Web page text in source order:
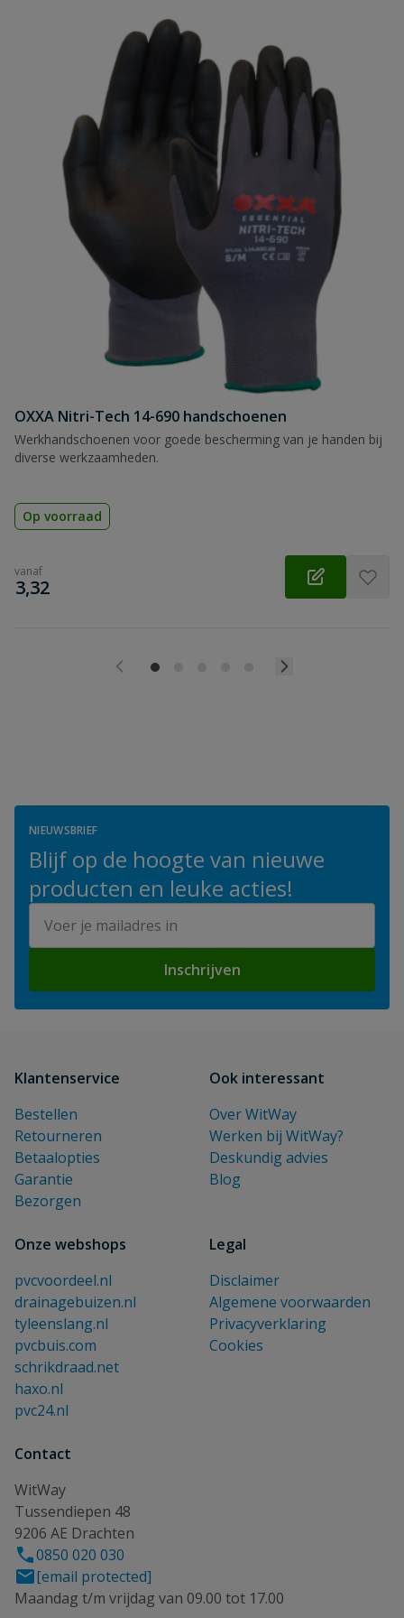
OXXA Nitri-Tech 14-690 handschoenen
Werkhandschoenen voor goede bescherming van je handen bij
diverse werkzaamheden.
Op voorraad
vanaf
€
3,32
NIEUWSBRIEF
Blijf op de hoogte van nieuwe
producten en leuke acties!
Inschrijven
Klantenservice
Bestellen
Retourneren
Betaalopties
Garantie
Bezorgen
Ook interessant
Over WitWay
Werken bij WitWay?
Deskundig advies
Blog
Onze webshops
pvcvoordeel.nl
drainagebuizen.nl
tyleenslang.nl
pvcbuis.com
schrikdraad.net
haxo.nl
pvc24.nl
Legal
Disclaimer
Algemene voorwaarden
Privacyverklaring
Cookies
Contact
WitWay
Tussendiepen 48
9206 AE Drachten
0850 020 030
[email protected]
Maandag t/m vrijdag van 09.00 tot 17.00